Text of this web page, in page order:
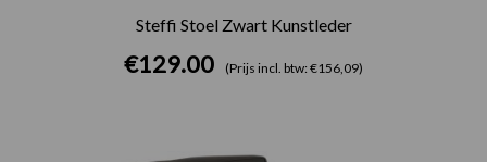
Steffi Stoel Zwart Kunstleder
€129.00 (Prijs incl. btw: €156,09)